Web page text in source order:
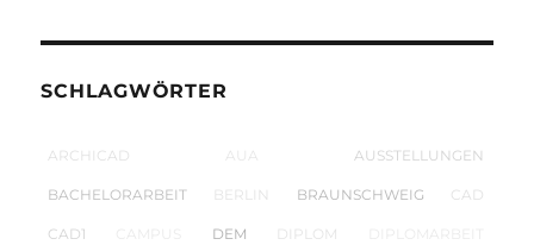
SCHLAGWÖRTER
ARCHICAD AUA AUSSTELLUNGEN
BACHELORARBEIT BERLIN BRAUNSCHWEIG CAD
CAD1 DEM DIPLOM